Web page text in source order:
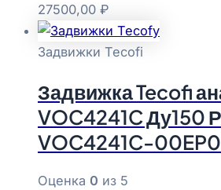
27500,00 ₽
Задвижки Tecofi
Задвижка Tecofi
VOC4241C Ду150
VOC4241C-
Оценка 0 из 5